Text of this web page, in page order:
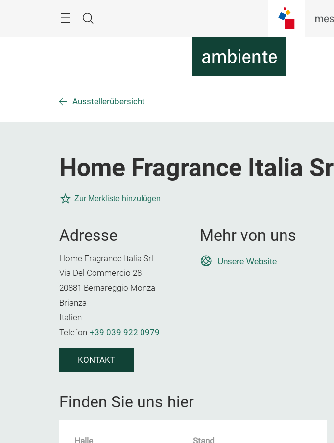
Suche
Ausstellerübersicht
Home Fragrance Italia Srl
Zur Merkliste hinzufügen
Adresse
Home Fragrance Italia Srl
Via Del Commercio 28
20881 Bernareggio Monza-
Brianza
Italien
Telefon +39 039 922 0979
KONTAKT
Mehr von uns
Unsere Website
Finden Sie uns hier
Halle Stand